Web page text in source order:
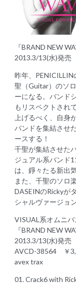
『BRAND NEW
2013.3/13(水)発売
昨年、
聖（Guitar）のソ
ーになる。バンド
もリスペクトされ
上げるべく、自身
バンドを集結させ
ースする！
千聖が集結させた
ジュアル系バンド
は、錚々たる新出
また、千聖のソロ
DASEINのRickyが
シャルヴァージョ
VISUAL系オムニバ
『BRAND NEW
2013.3/13(水)発売
AVCD-38564 ￥
avex trax
01. Crack6 with